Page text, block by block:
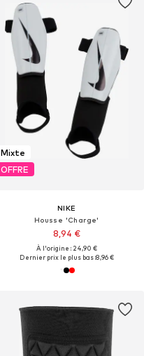
Mixte
OFFRE
NIKE
Housse 'Charge'
8,94 €
À l'origine : 24,90 €
Dernier prix le plus bas :8,96 €